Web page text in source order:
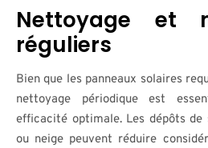
Nettoyage et
réguliers
Bien que les panneaux solaires
nettoyage périodique est
efficacité optimale. Les dépôts de
ou neige peuvent réduire